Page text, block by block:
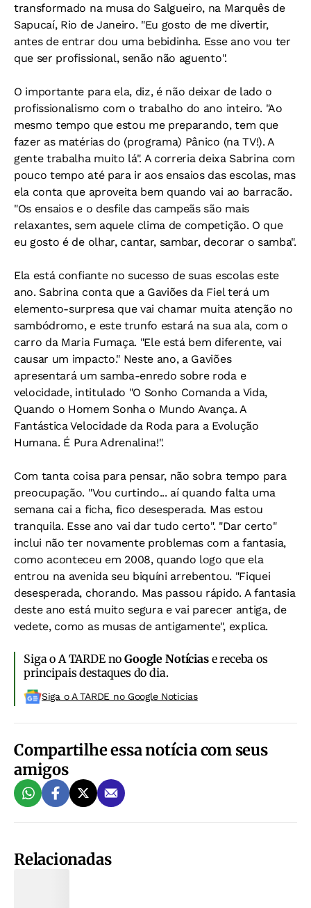
transformado na musa do Salgueiro, na Marquês de
Sapucaí, Rio de Janeiro. "Eu gosto de me divertir,
antes de entrar dou uma bebidinha. Esse ano vou ter
que ser profissional, senão não aguento".
O importante para ela, diz, é não deixar de lado o
profissionalismo com o trabalho do ano inteiro. "Ao
mesmo tempo que estou me preparando, tem que
fazer as matérias do (programa) Pânico (na TV!). A
gente trabalha muito lá". A correria deixa Sabrina com
pouco tempo até para ir aos ensaios das escolas, mas
ela conta que aproveita bem quando vai ao barracão.
"Os ensaios e o desfile das campeãs são mais
relaxantes, sem aquele clima de competição. O que
eu gosto é de olhar, cantar, sambar, decorar o samba".
Ela está confiante no sucesso de suas escolas este
ano. Sabrina conta que a Gaviões da Fiel terá um
elemento-surpresa que vai chamar muita atenção no
sambódromo, e este trunfo estará na sua ala, com o
carro da Maria Fumaça. "Ele está bem diferente, vai
causar um impacto." Neste ano, a Gaviões
apresentará um samba-enredo sobre roda e
velocidade, intitulado "O Sonho Comanda a Vida,
Quando o Homem Sonha o Mundo Avança. A
Fantástica Velocidade da Roda para a Evolução
Humana. É Pura Adrenalina!".
Com tanta coisa para pensar, não sobra tempo para
preocupação. "Vou curtindo... aí quando falta uma
semana cai a ficha, fico desesperada. Mas estou
tranquila. Esse ano vai dar tudo certo". "Dar certo"
inclui não ter novamente problemas com a fantasia,
como aconteceu em 2008, quando logo que ela
entrou na avenida seu biquíni arrebentou. "Fiquei
desesperada, chorando. Mas passou rápido. A fantasia
deste ano está muito segura e vai parecer antiga, de
vedete, como as musas de antigamente", explica.
Siga o A TARDE noGoogle Notíciase receba os
principais destaques do dia.
Siga o A TARDE no Google Noticias
Compartilhe essa notícia com seus
amigos
Relacionadas